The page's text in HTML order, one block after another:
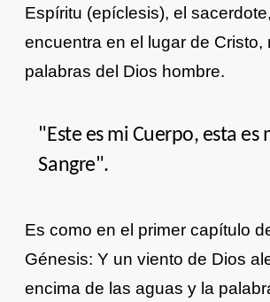
Espíritu (epíclesis), el
encuentra en el lugar de Cristo,
palabras del Dios hombre.
"Este es mi Cuerpo, esta es
Sangre".
Es como en el primer capítulo
Génesis: Y un viento de Dios
encima de las aguas y la